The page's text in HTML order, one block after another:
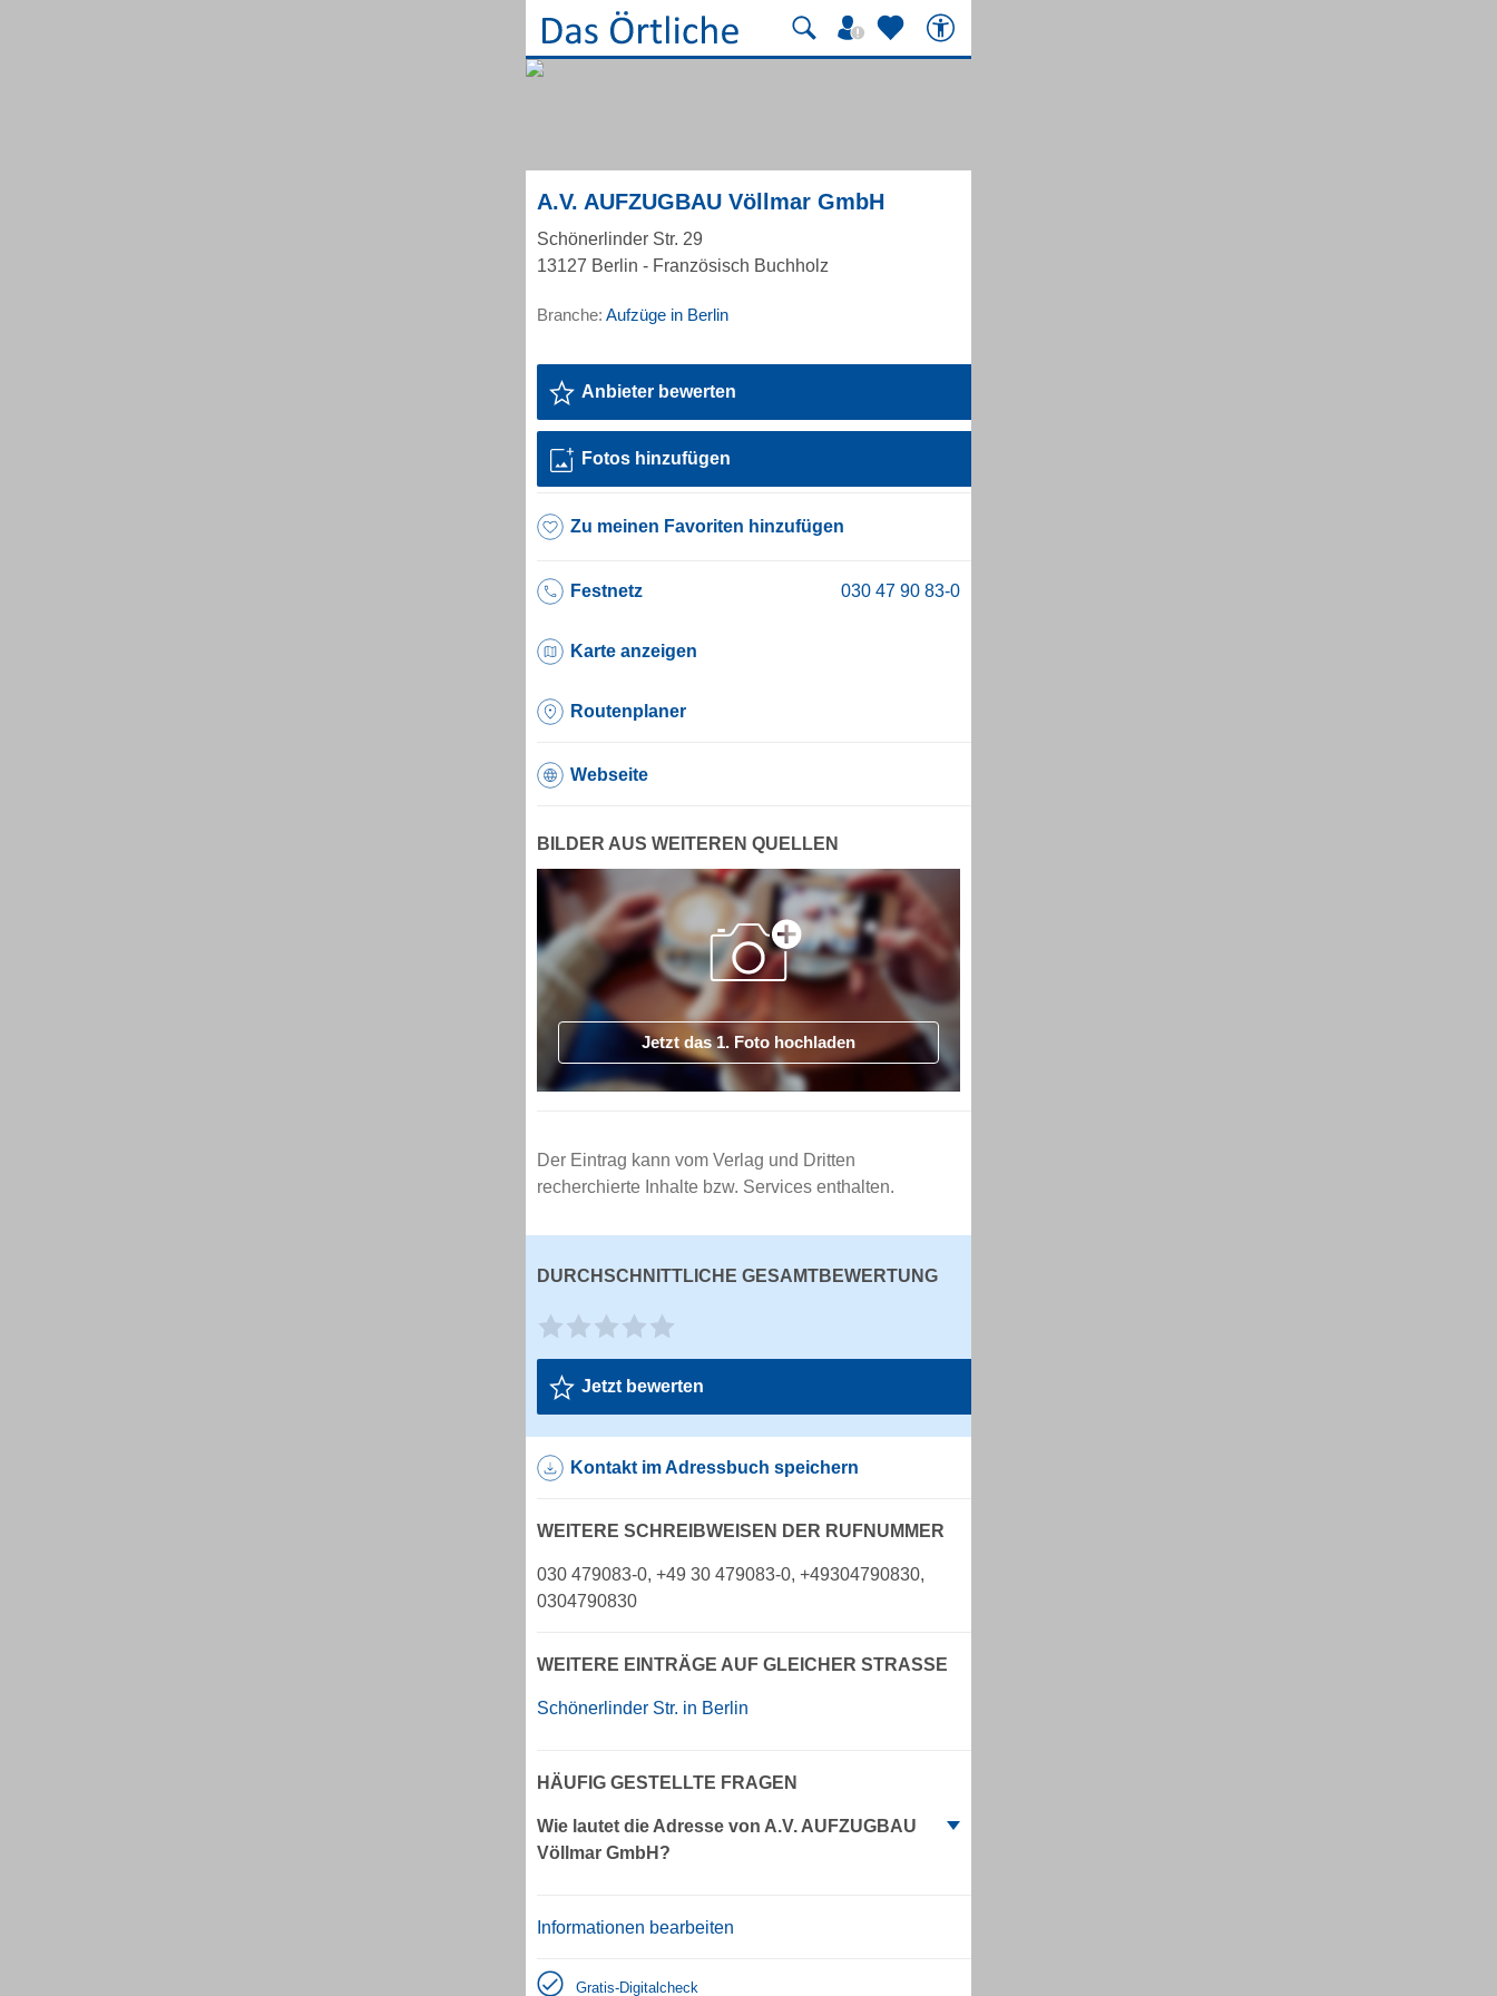
A.V. AUFZUGBAU Völlmar GmbH
Schönerlinder Str. 29
13127 Berlin - Französisch Buchholz
Branche: Aufzüge in Berlin
Anbieter bewerten
Fotos hinzufügen
Zu meinen Favoriten hinzufügen
Festnetz
Karte anzeigen
Routenplaner
Webseite
BILDER AUS WEITEREN QUELLEN
Jetzt das 1. Foto hochladen
Der Eintrag kann vom Verlag und Dritten
recherchierte Inhalte bzw. Services enthalten.
DURCHSCHNITTLICHE GESAMTBEWERTUNG
Jetzt bewerten
Kontakt im Adressbuch speichern
WEITERE SCHREIBWEISEN DER RUFNUMMER
030 479083-0, +49 30 479083-0, +49304790830,
0304790830
WEITERE EINTRÄGE AUF GLEICHER STRASSE
Schönerlinder Str. in Berlin
HÄUFIG GESTELLTE FRAGEN
Wie lautet die Adresse von A.V. AUFZUGBAU
Völlmar GmbH?
Informationen bearbeiten
Gratis-Digitalcheck